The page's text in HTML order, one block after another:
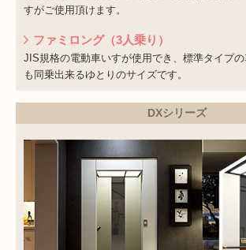
すがご使用頂けます。
ファミロング（3人乗り）
JIS規格の電動車いすが使用でき、標準タイプ
も同乗出来るゆとりのサイズです。
DXシリーズ